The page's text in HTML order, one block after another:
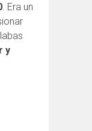
. Era un
y